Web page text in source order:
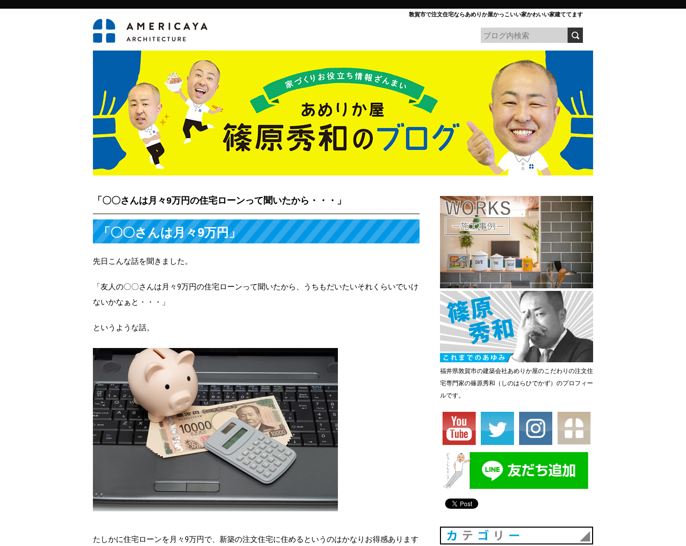
敦賀市で注文住宅ならあめりか屋かっこいい家かわいい家建ててます
「〇〇さんは月々9万円の住宅ローンって聞いたから・・・」
「〇〇さんは月々9万円」
先日こんな話を聞きました。
「友人の〇〇さんは月々9万円の住宅ローンって聞いたから、うちもだいたいそれくらいでいけ
ないかなぁと・・・」
というような話。
たしかに住宅ローンを月々9万円で、新築の注文住宅に住めるというのはかなりお得感あります
福井県敦賀市の建築会社あめりか屋のこだわりの注文住
宅専門家の篠原秀和（しのはらひでかず）のプロフィー
ルです。